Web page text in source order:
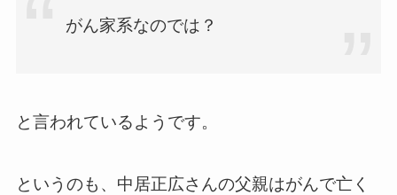
がん家系なのでは？
と言われているようです。
というのも、中居正広さんの父親はがんで亡く